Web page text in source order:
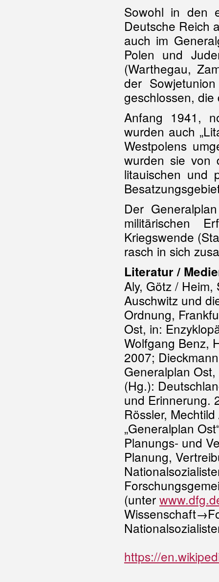
Sowohl in den
Deutsche Reich
auch im
Polen und
(Warthegau,
der
geschlossen,
Anfang 1941,
wurden auch
Westpolens
wurden sie von
litauischen und
Der
militärischen
Kriegswende
rasch in sich
Literatur /
Aly, Götz /
Auschwitz und
Ordnung,
Ost, in:
Wolfgang Benz,
2007;
Generalplan
(Hg.):
und Erinnerung.
Rössler,
„Generalplan
Planungs- und
Planung,
(unter
https://